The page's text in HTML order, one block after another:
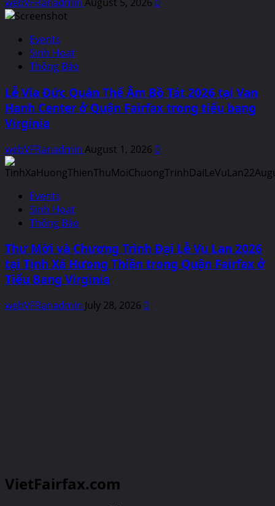
Events
Sinh Hoạt
Thông Báo
Lễ Vía Đức Quán Thế Âm Bồ Tát 2026 tại Van
Hanh Center ở Quận Fairfax trong tiểu bang
Virginia
webVFRanadmin August 1, 2026 0
Events
Sinh Hoạt
Thông Báo
Thư Mời và Chương Trình Đại Lễ Vu Lan 2026
tại Tịnh Xá Hưong Thiền trong Quận Fairfax ở
Tiểu Bang Virginia
webVFRanadmin July 28, 2026 0
VietFairfax.com